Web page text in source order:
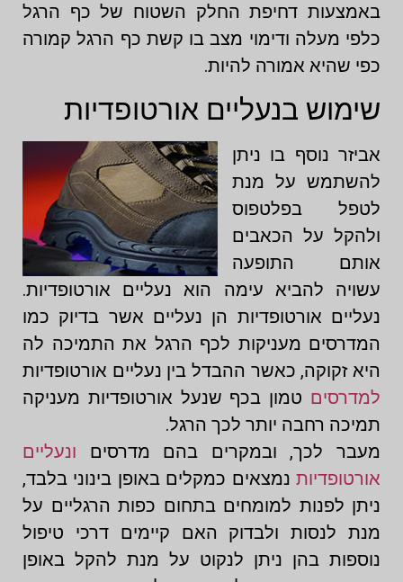
באמצעות דחיפת החלק השטוח של כף הרגל
כלפי מעלה ודימוי מצב בו קשת כף הרגל קמורה
כפי שהיא אמורה להיות.
שימוש בנעליים אורטופדיות
אביזר נוסף בו ניתן
להשתמש על מנת
לטפל בפלטפוס
ולהקל על הכאבים
אותם התופעה
עשויה להביא עימה הוא נעליים אורטופדיות.
נעליים אורטופדיות הן נעליים אשר בדיוק כמו
המדרסים מעניקות לכף הרגל את התמיכה לה
היא זקוקה, כאשר ההבדל בין נעליים אורטופדיות
למדרסים טמון בכף שנעל אורטופדיות מעניקה
תמיכה רחבה יותר לכך הרגל.
מעבר לכך, ובמקרים בהם מדרסים ונעליים
אורטופדיות נמצאים כמקלים באופן בינוני בלבד,
ניתן לפנות למומחים בתחום כפות הרגליים על
מנת לנסות ולבדוק האם קיימים דרכי טיפול
נוספות בהן ניתן לנקוט על מנת להקל באופן